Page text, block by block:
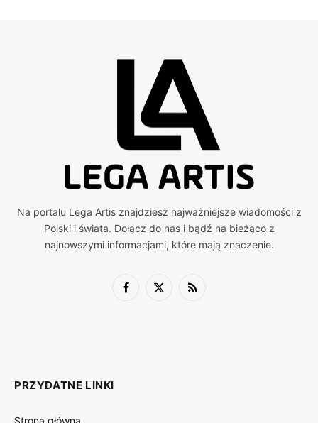
Na portalu Lega Artis znajdziesz najważniejsze wiadomości z
Polski i świata. Dołącz do nas i bądź na bieżąco z
najnowszymi informacjami, które mają znaczenie.
Facebook
X
RSS
PRZYDATNE LINKI